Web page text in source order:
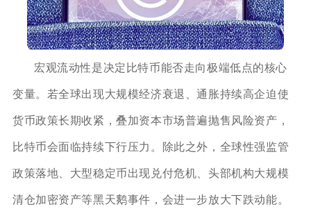
宏观流动性是决定比特币能否走向极端低点的核心
变量。若全球出现大规模经济衰退、通胀持续高企迫使
货币政策长期收紧，叠加资本市场普遍抛售风险资产，
比特币会面临持续下行压力。除此之外，全球性强监管
政策落地、大型稳定币出现兑付危机、头部机构大规模
清仓加密资产等黑天鹅事件，会进一步放大下跌动能。